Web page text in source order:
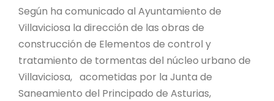
Según ha comunicado al Ayuntamiento de
Villaviciosa la dirección de las obras de
construcción de Elementos de control y
tratamiento de tormentas del núcleo urbano de
Villaviciosa, acometidas por la Junta de
Saneamiento del Principado de Asturias,